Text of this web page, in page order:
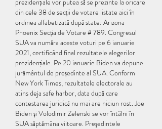
din cele 38 de secții de votare listate aici în
ordinea alfabetizată după state: Arizona
Phoenix Secția de Votare # 789. Congresul
SUA va număra aceste voturi pe 6 ianuarie
2021, certificând final rezultatele alegerilor
prezidențiale. Pe 20 ianuarie Biden va depune
jurământul de președinte al SUA. Conform
New York Times, rezultatele electorale au
atins deja safe harbor, data după care
contestarea juridică nu mai are niciun rost. Joe
Biden şi Volodimir Zelenski se vor întâlni în
SUA săptămâna viitoare. Preşedintele